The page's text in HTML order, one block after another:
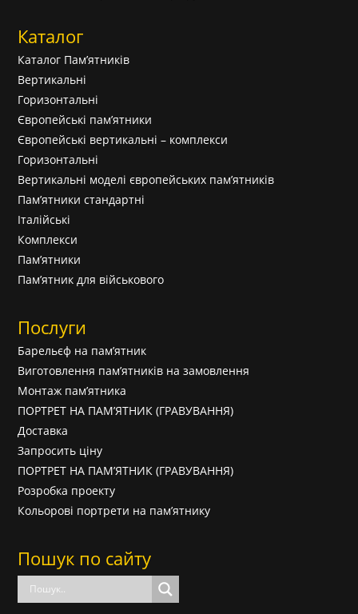
Каталог
Каталог Пам’ятників
Вертикальні
Горизонтальні
Європейські пам’ятники
Європейські вертикальні – комплекси
Горизонтальні
Вертикальні моделі європейських пам’ятників
Пам’ятники стандартні
Італійські
Комплекси
Пам’ятники
Пам’ятник для військового
Послуги
Барельєф на пам’ятник
Виготовлення пам’ятників на замовлення
Монтаж пам’ятника
ПОРТРЕТ НА ПАМ’ЯТНИК (ГРАВУВАННЯ)
Доставка
Запросить ціну
ПОРТРЕТ НА ПАМ’ЯТНИК (ГРАВУВАННЯ)
Розробка проекту
Кольорові портрети на пам’ятнику
Пошук по сайту